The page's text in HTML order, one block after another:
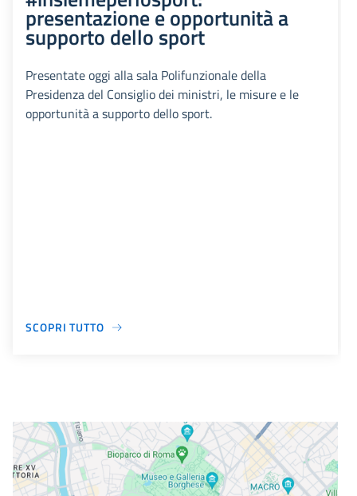
presentazione e opportunità a
supporto dello sport
Presentate oggi alla sala Polifunzionale della
Presidenza del Consiglio dei ministri, le misure e le
opportunità a supporto dello sport.
SCOPRI TUTTO